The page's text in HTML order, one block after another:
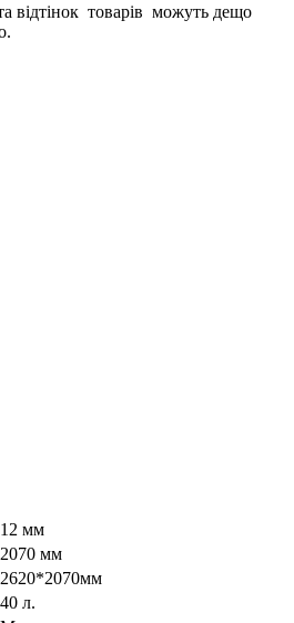
відтінок товарів можуть дещо
12 мм
2070 мм
2620*2070мм
40 л.